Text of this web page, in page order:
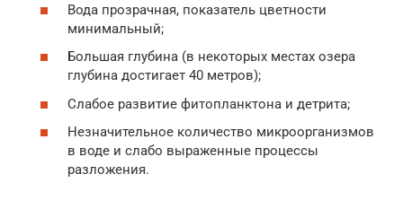
Вода прозрачная, показатель цветности
минимальный;
Большая глубина (в некоторых местах озера
глубина достигает 40 метров);
Слабое развитие фитопланктона и детрита;
Незначительное количество микроорганизмов
в воде и слабо выраженные процессы
разложения.